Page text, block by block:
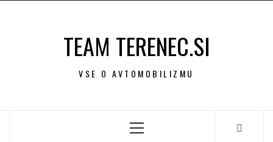
TEAM TERENEC.SI
VSE O AVTOMOBILIZMU
Primary